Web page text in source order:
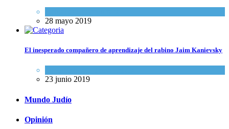
28 mayo 2019
El inesperado compañero de aprendizaje del rabino Jaim Kanievsky
23 junio 2019
Mundo Judío
Opinión